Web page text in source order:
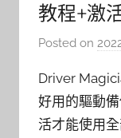
教程+激
Posted on
Driver
好用的驅動
活才能使用